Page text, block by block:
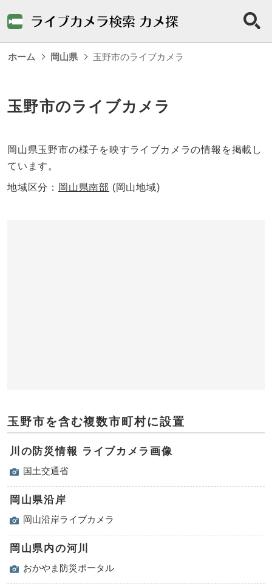
ホーム 岡山県 玉野市のライブカメラ
玉野市のライブカメラ
岡山県玉野市の様子を映すライブカメラの情報を掲載し
ています。
地域区分： 岡山県南部 (岡山地域)
玉野市を含む複数市町村に設置
川の防災情報 ライブカメラ画像
国土交通省
岡山県沿岸
岡山沿岸ライブカメラ
岡山県内の河川
おかやま防災ポータル